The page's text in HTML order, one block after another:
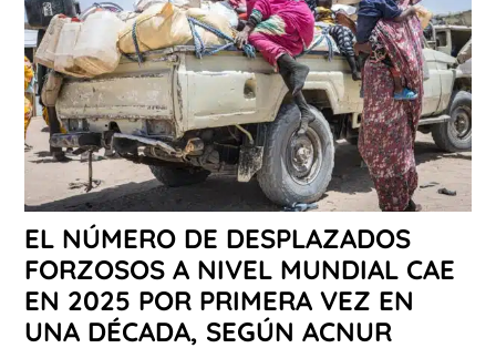
EL NÚMERO DE DESPLAZADOS
FORZOSOS A NIVEL MUNDIAL CAE
EN 2025 POR PRIMERA VEZ EN
UNA DÉCADA, SEGÚN ACNUR